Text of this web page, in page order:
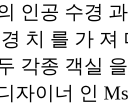
인공 수경
치 를 가 져
각종 객실
자이너 인